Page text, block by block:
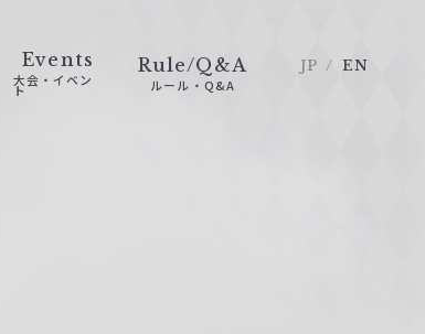
Events
大会・イベン
ト
Rule/Q&A
ルール・Q&A
JP EN